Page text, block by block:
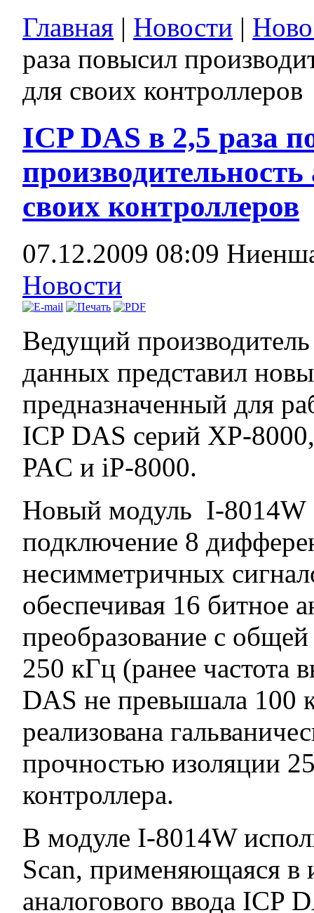
Главная | Новости |
раза повысил
для своих контроллеров
ICP DAS в 2,5 раза
своих контроллеров
07.12.2009 08:09
Новости
Ведущий
данных представил
предназначенный для
ICP DAS серий XP-
PAC и iP-8000.
Новый модуль I-8014W
подключение 8
несимметричных
обеспечивая 16 битное
преобразование с
250 кГц (ранее частота
DAS не превышала 100
реализована
прочностью изоляции
контроллера.
В модуле I-8014W
Scan, применяющаяся в
аналогового ввода ICP